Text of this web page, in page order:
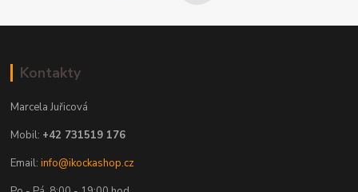
Kontakty
Marcela Juřicová
Mobil: +42 731519 176
Email:info@ikockashop.cz